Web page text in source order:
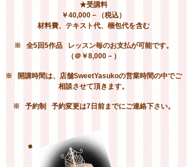
★受講料
￥40,000－（税込）
材料費、テキスト代、梱包代を含む
※ 全5回5作品 レッスン毎のお支払が可能です。
（＠￥8,000－）
※ 開講時間は、店舗SweetYasukoの営業時間の中でご
相談させて頂きます。
※ 予約制 予約変更は7日前までにご連絡下さい。